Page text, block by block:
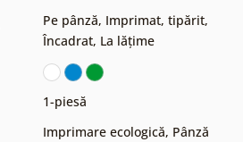
Pe pânză, Imprimat, tipărit,
Încadrat, La lățime
1-piesă
Imprimare ecologică, Pânză